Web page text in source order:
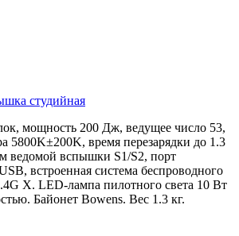
студийная
мощность 200 Дж, ведущее число 53,
5800K±200K, время перезарядки до 1.3
ведомой вспышки S1/S2, порт
встроенная система беспроводного
X. LED-лампа пилотного света 10 Вт
Байонет Bowens. Вес 1.3 кг.